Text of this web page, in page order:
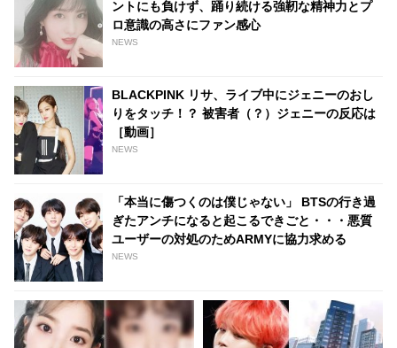
ントにも負けず、踊り続ける強靭な精神力とプ
ロ意識の高さにファン感心
NEWS
BLACKPINK リサ、ライブ中にジェニーのおし
りをタッチ！？ 被害者（？）ジェニーの反応は
［動画］
NEWS
「本当に傷つくのは僕じゃない」 BTSの行き過
ぎたアンチになると起こるできごと・・・悪質
ユーザーの対処のためARMYに協力求める
NEWS